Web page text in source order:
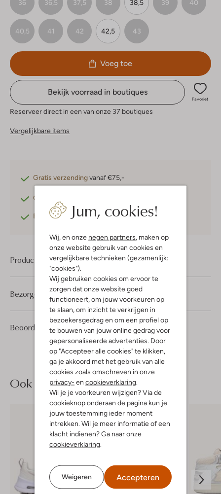
Jum, cookies!
Wij, en onze negen partners , maken op
onze website gebruik van cookies en
vergelijkbare technieken (gezamenlijk:
"cookies").
Wij gebruiken cookies om ervoor te
zorgen dat onze website goed
functioneert, om jouw voorkeuren op
te slaan, om inzicht te verkrijgen in
bezoekersgedrag en om een profiel op
te bouwen van jouw online gedrag voor
gepersonaliseerde advertenties. Door
op "Accepteer alle cookies" te klikken,
ga je akkoord met het gebruik van alle
cookies zoals omschreven in onze
privacy- en cookieverklaring
Wil je je voorkeuren wijzigen? Via de
cookieknop onderaan de pagina kun je
jouw toestemming ieder moment
intrekken. Wil je meer informatie of een
klacht indienen? Ga naar onze
cookieverklaring
Weigeren Accepteren
36 36,5 37,5 38 38,5 39 40
40,5 41 42 42,5 43
Voeg toe
Bekijk voorraad in boutiques
Favoriet
Reserveer direct in een van onze 37 boutiques
Vergelijkbare items
Gratis verzendingvanaf €75,-
Gratis retourneren
Betaal achterafmet Klarna
Product informatie
Beoordelingen (1) 5/5
1
5
Sterren
Bezorgen & retourneren
Ook iets voor jou?